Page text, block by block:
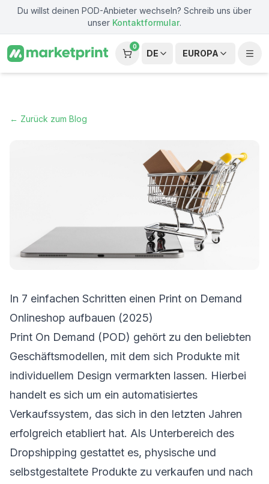
Zum Hauptinhalt springen
Du willst deinen POD-Anbieter wechseln? Schreib uns über
unser Kontaktformular.
0
DE EUROPA
← Zurück zum Blog
In 7 einfachen Schritten einen Print on Demand
Onlineshop aufbauen (2025)
Print On Demand (POD) gehört zu den beliebten
Geschäftsmodellen, mit dem sich Produkte mit
individuellem Design vermarkten lassen. Hierbei
handelt es sich um ein automatisiertes
Verkaufssystem, das sich in den letzten Jahren
erfolgreich etabliert hat. Als Unterbereich des
Dropshipping gestattet es, physische und
selbstgestaltete Produkte zu verkaufen und nach